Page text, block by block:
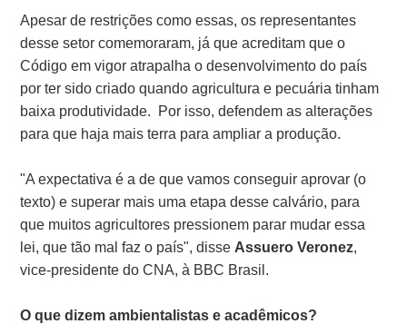
Apesar de restrições como essas, os representantes
desse setor comemoraram, já que acreditam que o
Código em vigor atrapalha o desenvolvimento do país
por ter sido criado quando agricultura e pecuária tinham
baixa produtividade. Por isso, defendem as alterações
para que haja mais terra para ampliar a produção.
"A expectativa é a de que vamos conseguir aprovar (o
texto) e superar mais uma etapa desse calvário, para
que muitos agricultores pressionem parar mudar essa
lei, que tão mal faz o país", disse Assuero Veronez,
vice-presidente do CNA, à BBC Brasil.
O que dizem ambientalistas e acadêmicos?